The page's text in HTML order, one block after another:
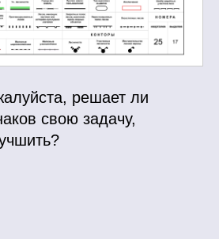
решает ли
свою задачу,